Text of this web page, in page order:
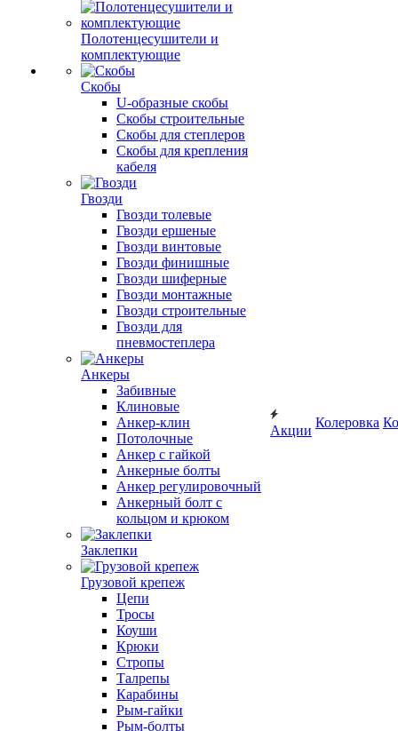
Полотенцесушители и
комплектующие
Скобы
U-образные скобы
Скобы строительные
Скобы для степлеров
Скобы для крепления
кабеля
Гвозди
Гвозди толевые
Гвозди ершеные
Гвозди винтовые
Гвозди финишные
Гвозди шиферные
Гвозди монтажные
Гвозди строительные
Гвозди для
пневмостеплера
Анкеры
Забивные
Клиновые
Анкер-клин
Потолочные
Анкер с гайкой
Анкерные болты
Анкер регулировочный
Анкерный болт с
кольцом и крюком
Заклепки
Грузовой крепеж
Цепи
Тросы
Коуши
Крюки
Стропы
Талрепы
Карабины
Рым-гайки
Рым-болты
Акции
Колеровка